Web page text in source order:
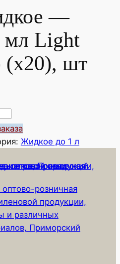
—
мл Light
(х20), шт
Жидкое до 1 л
розничная
продукции,
и различных
Приморский